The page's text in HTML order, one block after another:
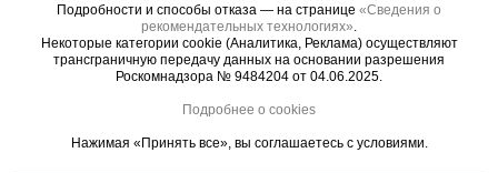
метров с шагом секций 0,6 м. Рабочая площадка
состоит из одного настила с люком,
изготавливаемого из стальных труб по
периметру, покрытых сверху прочным фанерным
Отличает вышку строительную резервуарную
Подробности и способы отказа — на странице «Сведения о
рекомендательных технологиях»
Некоторые категории cookie (Аналитика, Реклама) осуществляют
трансграничную передачу данных на основании разрешения
Роскомнадзора № 9484204 от 04.06.2025.
Подробнее о cookies
Нажимая «Принять все», вы соглашаетесь с условиями.